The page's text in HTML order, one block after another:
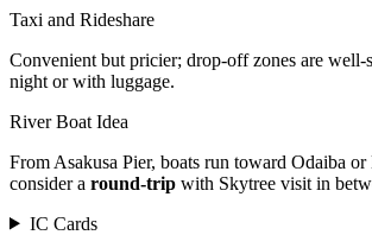
Taxi and Rideshare
Convenient but pricier; drop-off zones are well-
night or with luggage.
River Boat Idea
From Asakusa Pier, boats run toward Odaiba
consider a round-trip with Skytree visit in
IC Cards